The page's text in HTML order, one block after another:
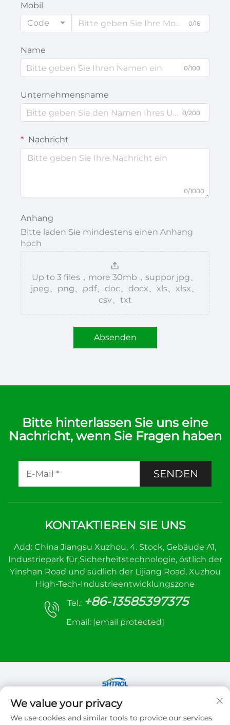
Mobil
Code
0/16
Name
0/100
Unternehmensname
0/200
Nachricht
0/1000
Anhang
Bitte laden Sie mindestens einen Anhang
hoch
Up to 3 files，more 30mb，suppor jpg、
jpeg、png、pdf、doc、docx、xls、xlsx、
csv、txt
Absenden
Bitte hinterlassen Sie uns eine
Nachricht, wenn Sie Fragen haben
SENDEN
KONTAKTIEREN SIE UNS
Add: China Jiangsu Xuzhou, 4. Stock, Gebäude A1,
Industriepark für Sicherheitstechnologie, östlich der
Yinshan Road und südlich der Lijiang Road, Xuzhou
High-Tech-Industrieentwicklungszone
Tel.: +86-13585397375
Email: [email protected]
Copyright © 2026 Xuzhou sanhe automatic
control equipment Co.,LTD. Alle Rechte
We value your privacy
We use cookies and similar tools to provide our services.